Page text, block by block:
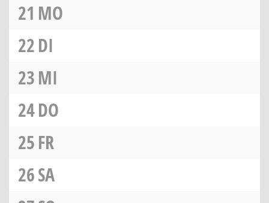
21 MO
22DI
23MI
24DO
25FR
26SA